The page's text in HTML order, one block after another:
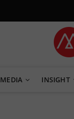
MEDIA INSIGHT